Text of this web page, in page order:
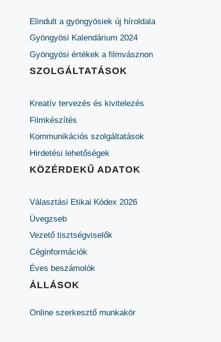
Elindult a gyöngyösiek új híroldala
Gyöngyösi Kalendárium 2024
Gyöngyösi értékek a filmvásznon
SZOLGÁLTATÁSOK
Kreatív tervezés és kivitelezés
Filmkészítés
Kommunikációs szolgáltatások
Hirdetési lehetőségek
KÖZÉRDEKŰ ADATOK
Választási Etikai Kódex 2026
Üvegzseb
Vezető tisztségviselők
Céginformációk
Éves beszámolók
ÁLLÁSOK
Online szerkesztő munkakör